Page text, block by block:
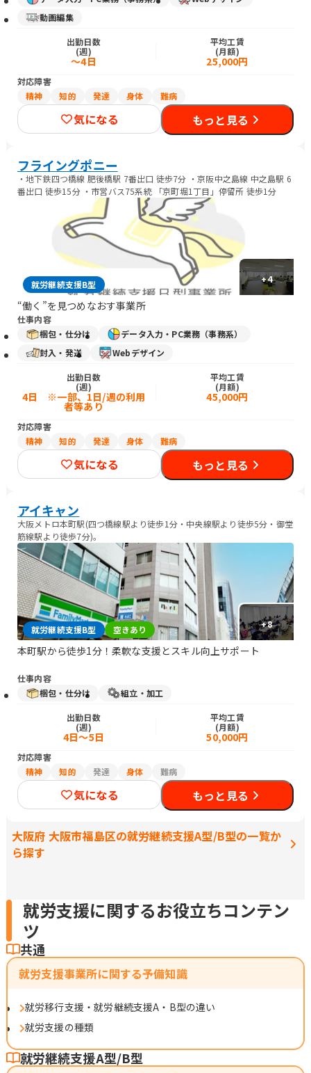
動画編集
出勤日数
(週)
～4日
平均工賃
(月額)
25,000円
対応障害
精神
知的 発達 身体 難病
気になる もっと見る
フライングポニー
・地下鉄四つ橋線 肥後橋駅 7番出口 徒歩7分 ・京阪中之島線 中之島駅 6
番出口 徒歩15分 ・市営バス75系統 「京町堀1丁目」停留所 徒歩1分
+4
就労継続支援B型
“働く”を見つめなおす事業所
仕事内容
梱包・仕分け
データ入力・PC業務（事務系）
封入・発送
Webデザイン
出勤日数
(週)
4日 ※一部、1日/週の利用
者等あり
平均工賃
(月額)
45,000円
対応障害
精神
知的 発達 身体 難病
気になる もっと見る
アイキャン
大阪メトロ本町駅(四つ橋線駅より徒歩1分・中央線駅より徒歩5分・御堂
筋線駅より徒歩7分)。
+8
就労継続支援B型 空きあり
本町駅から徒歩1分！柔軟な支援とスキル向上サポート
仕事内容
梱包・仕分け
組立・加工
出勤日数
(週)
4日～5日
平均工賃
(月額)
50,000円
対応障害
精神
知的 発達 身体 難病
気になる もっと見る
大阪府 大阪市福島区の就労継続支援A型/B型の一覧か
ら探す
就労支援に関するお役立ちコンテン
ツ
共通
就労支援事業所に関する予備知識
就労移行支援・就労継続支援A・B型の違い
就労支援の種類
就労継続支援A型/B型